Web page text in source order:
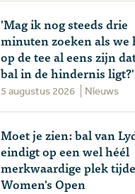
'Mag ik nog steeds drie
minuten zoeken als we
op de tee al eens zijn
bal in de hindernis ligt?'
5 augustus 2026 Nieuws
Moet je zien: bal van
eindigt op een wel héél
merkwaardige plek
Women's Open